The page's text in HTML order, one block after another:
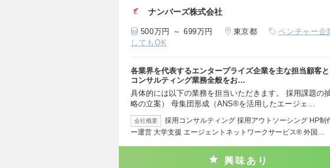
ナンバーズ株式会社
500万円 ～ 699万円 東京都 ベンチャー企
してもOK
各業界を代表するエンタープライズ企業を主な担当顧客
コンサルティング業務全般をお…
具体的には以下の業務を担当いただきます。 採用課題の
略の立案） 母集団形成（ANS®を活用したエージェ…
会社概要
採用コンサルティング 採用アウトソーシング HP制
ー運営 大学支援 エージェントネットワークサービス® 外国…
興味あり